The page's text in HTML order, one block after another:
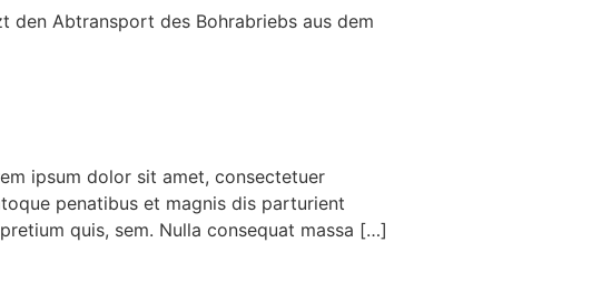
den Abtrans­port des Bohr­abriebs aus dem
ipsum dolor sit amet, consectetuer
penatibus et magnis dis parturient
quis, sem. Nulla consequat massa […]